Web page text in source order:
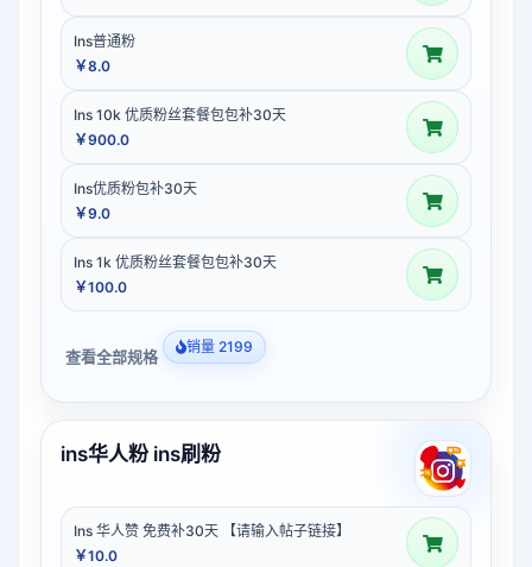
Ins普通粉
￥8.0
Ins 10k 优质粉丝套餐包包补30天
￥900.0
Ins优质粉包补30天
￥9.0
Ins 1k 优质粉丝套餐包包补30天
￥100.0
查看全部规格 销量 2199
ins华人粉 ins刷粉
Ins 华人赞 免费补30天 【请输入帖子链接】
￥10.0